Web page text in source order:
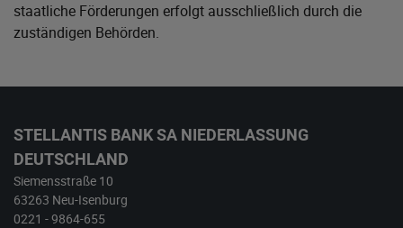
staatliche Förderungen erfolgt ausschließlich durch die
zuständigen Behörden.
STELLANTIS BANK SA NIEDERLASSUNG
DEUTSCHLAND
Siemensstraße 10
63263 Neu-Isenburg
0221 - 9864-655